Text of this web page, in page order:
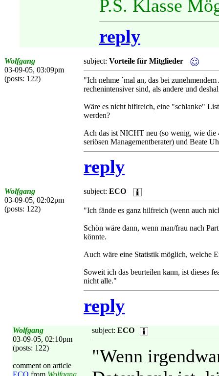
P.S. Klasse
reply
Wolfgang
03-09-05, 03:09pm
(posts: 122)
subject: Vorteile für Mitglieder
"Ich nehme ´mal an, das bei
rechenintensiver sind, als andere und
Wäre es nicht hiflreich, eine "schlanke"
werden?
Ach das ist NICHT neu (so wenig, wie die
seriösen Managementberater) und Beate
reply
Wolfgang
03-09-05, 02:02pm
(posts: 122)
subject: ECO
"Ich fände es ganz hilfreich (wenn auch
Schön wäre dann, wenn man/frau nach
könnte.
Auch wäre eine Statistik möglich, welche
Soweit ich das beurteilen kann, ist dieses
nicht alle."
reply
Wolfgang
03-09-05, 02:10pm
(posts: 122)
comment on article
ECO from Wolfgang
subject: ECO
"Wenn